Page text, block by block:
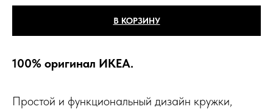
В КОРЗИНУ
100% оригинал ИКЕА.
Простой и функциональный дизайн кружки,